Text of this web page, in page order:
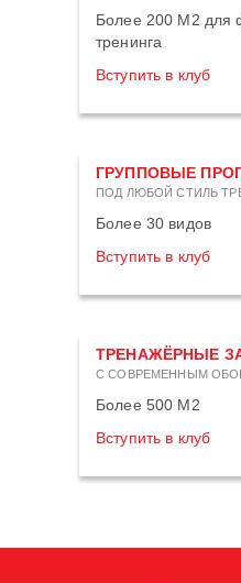
Более 200 М2 для
тренинга
Вступить в клуб
ГРУППОВЫЕ
ПОД ЛЮБОЙ СТИЛЬ
Более 30 видов
Вступить в клуб
ТРЕНАЖЁРНЫЕ
С СОВРЕМЕННЫМ
Более 500 М2
Вступить в клуб